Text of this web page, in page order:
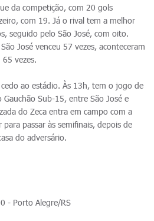
da competição, com 20 gols
com 19. Já o rival tem a melhor
seguido pelo São José, com oito.
José venceu 57 vezes, aconteceram
vezes.
ao estádio. Às 13h, tem o jogo de
Sub-15, entre São José e
do Zeca entra em campo com a
passar às semifinais, depois de
do adversário.
- Porto Alegre/RS